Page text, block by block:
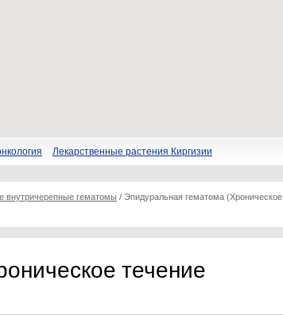
Лекарственные растения Киргизии
внутричерепные гематомы / Эпидуральная гематома (Хроническое
течение